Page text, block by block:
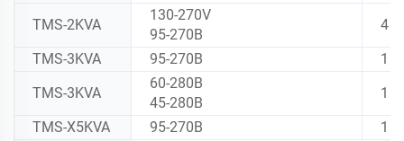
TMS-2KVA
130-270V
95-270В
4
TMS-3KVA
95-270В
1
TMS-3KVA
60-280В
45-280В
1
TMS-X5KVA
95-270В
1